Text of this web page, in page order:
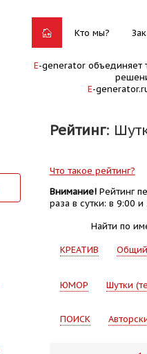
Кто мы?
E-generator объединяет
E-
Рейтинг:
Что такое рейтинг?
Внимание!Рейтинг
раза в сутки: в 9:00
Найти по
КРЕАТИВ
ЮМОР Шутки
ПОИСК